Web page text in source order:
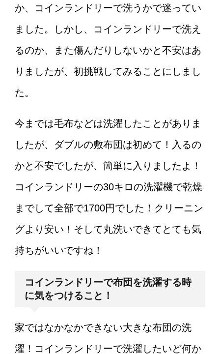
彼女と旅行♪一泊二日で行くな
ら、こんなことに気をつけよ
か、コインランドリーで洗うかで迷ってい
ました。しかし、コインランドリーで洗え
るのか、また傷んだりしないかと不安はあ
りましたが、初挑戦してみることにしまし
た。
今までは毛布などは洗濯したことがありま
したが、ダブルの敷布団は初めて！入るの
かと不安でしたが、簡単に入りましたよ！
コインランドリーの30キロの洗濯機で乾燥
までして全部で1700円でした！クリーニン
グより安い！そして丸洗いできてとても気
持ちがいいですね！
コインランドリーで布団を洗濯する時
に気をつけること！
家ではなかなかできない大きな布団の洗
濯！コインランドリーで洗濯したいど何か